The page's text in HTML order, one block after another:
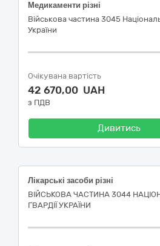
Медикаменти різні
Військова частина 3045
України
Очікувана вартість
42 670,00 UAH
з ПДВ
Дивитись
Лікарські засоби різні
ВІЙСЬКОВА ЧАСТИНА 3044
ГВАРДІЇ УКРАЇНИ